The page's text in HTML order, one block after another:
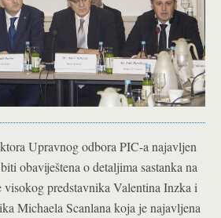
Upravnog odbora PIC-a najavljen
obaviještena o detaljima sastanka na
visokog predstavnika Valentina Inzka i
Michaela Scanlana koja je najavljena